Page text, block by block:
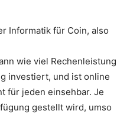
Informatik für Coin, also
wie viel Rechenleistung
investiert, und ist online
für jeden einsehbar. Je
gestellt wird, umso